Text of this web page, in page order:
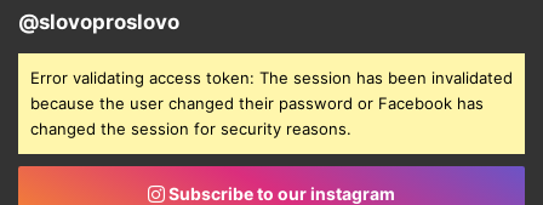
@slovoproslovo
Error validating access token: The session has been invalidated
because the user changed their password or Facebook has
changed the session for security reasons.
Subscribe to our instagram